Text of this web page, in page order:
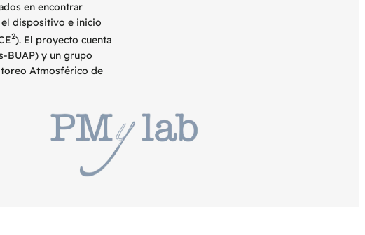
en encontrar
el dispositivo e inicio
2). El proyecto cuenta
BUAP) y un grupo
Atmosférico de